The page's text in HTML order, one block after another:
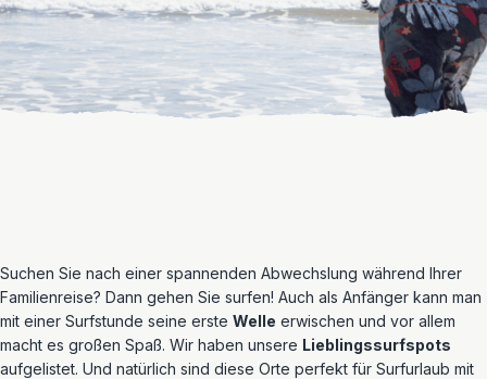
Suchen Sie nach einer spannenden Abwechslung während Ihrer
Familienreise? Dann gehen Sie surfen! Auch als Anfänger kann man
mit einer Surfstunde seine erste Welle erwischen und vor allem
macht es großen Spaß. Wir haben unsere Lieblingssurfspots
aufgelistet. Und natürlich sind diese Orte perfekt für Surfurlaub mit